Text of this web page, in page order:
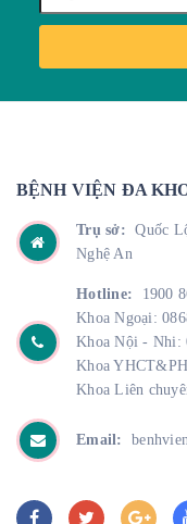
BỆNH VIỆN ĐA
Trụ sở:Quốc
Nghệ An
Hotline: 1900
Khoa Ngoại:
Khoa Nội - Nhi:
Khoa
Khoa Liên
Email: